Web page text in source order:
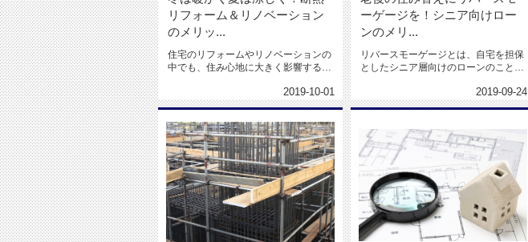
リフォーム＆リノベーション
のメリッ...
住宅のリフォームやリノベーションの
中でも、住み心地に大きく影響するの
2019-10-01
ーゲージを！シニア向けロー
ンのメリ...
リバースモーゲージとは、自宅を担保
としたシニア層向けのローンのことで
2019-09-24